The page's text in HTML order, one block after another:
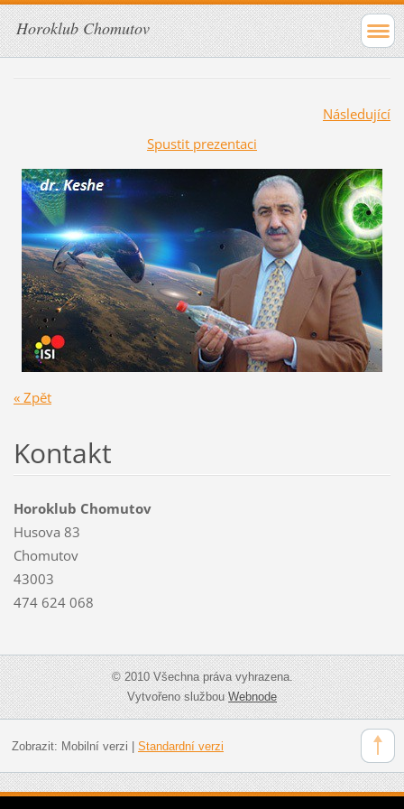
Horoklub Chomutov
Následující
Spustit prezentaci
« Zpět
Kontakt
Horoklub Chomutov
Husova 83
Chomutov
43003
474 624 068
© 2010 Všechna práva vyhrazena.
Vytvořeno službouWebnode
Zobrazit: Mobilní verzi Standardní verzi